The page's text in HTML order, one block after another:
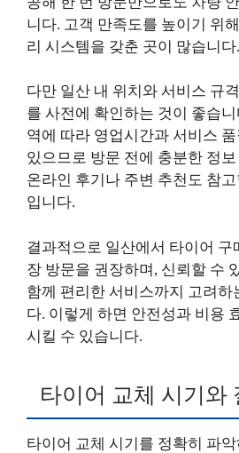
니다. 고객 만족도를 높이기 위
리 시스템을 갖춘 곳이 많습니다.
다만 일산 내 위치와 서비스 규
를 사전에 확인하는 것이 좋습니
역에 따라 영업시간과 서비스
있으므로 방문 전에 충분한 정
온라인 후기나 주변 추천도 참
입니다.
결과적으로 일산에서 타이어 구
장 방문을 권장하며, 신뢰할 수
함께 편리한 서비스까지 고려하
다. 이렇게 하면 안전성과 비용
시킬 수 있습니다.
타이어 교체 시기와
타이어 교체 시기를 정확히 파